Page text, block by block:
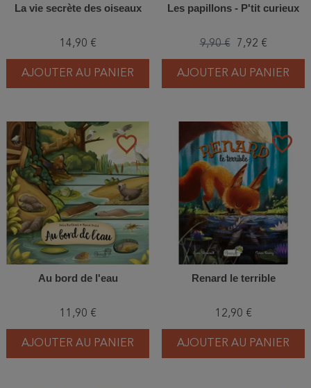
La vie secrète des oiseaux
14,90 €
AJOUTER AU PANIER
Les papillons - P'tit curieux
9,90 € 7,92 €
AJOUTER AU PANIER
favorite_border
Au bord de l'eau
11,90 €
AJOUTER AU PANIER
favorite_border
Renard le terrible
12,90 €
AJOUTER AU PANIER